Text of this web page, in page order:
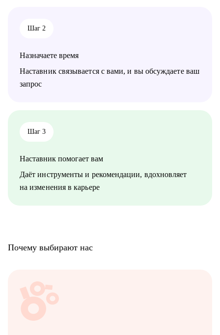
Шаг 2
Назначаете время
Наставник связывается с вами, и вы обсуждаете ваш
запрос
Шаг 3
Наставник помогает вам
Даёт инструменты и рекомендации, вдохновляет
на изменения в карьере
Почему выбирают нас